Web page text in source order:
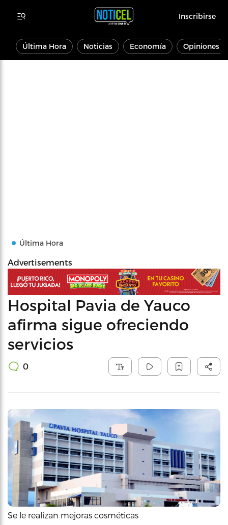
Inscribirse
Última Hora Noticias Economía Opiniones
Última Hora
Advertisements
Hospital Pavia de Yauco
afirma sigue ofreciendo
servicios
0
Se le realizan mejoras cosméticas